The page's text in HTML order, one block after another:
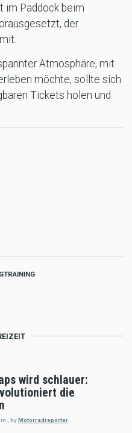
im Paddock beim
der
Atmosphäre, mit
möchte, sollte sich
Tickets holen und
wird schlauer:
die
, by Motorradreporter